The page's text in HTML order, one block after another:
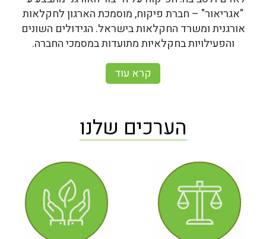
"אגריאור" – חברת פיקוח, מוסמכת הארגון לחקלאות
אורגנית ומשרד החקלאות בישראל. הגידולים השונים
והפעילויות בחקלאיות מתועדות במסמכי החברה.
קרא עוד
הערכים שלנו